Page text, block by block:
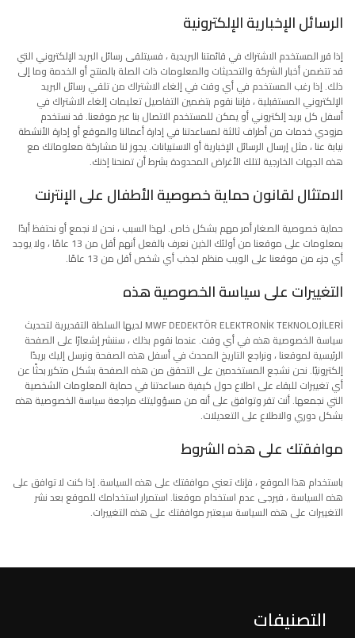
الرسائل الإخبارية الإلكترونية
إذا قرر المستخدم الاشتراك في قائمتنا البريدية ، فسيتلقى رسائل البريد الإلكتروني التي
قد تتضمن أخبار الشركة والتحديثات والمعلومات ذات الصلة بالمنتج أو الخدمة وما إلى
ذلك. إذا رغب المستخدم في أي وقت في إلغاء الاشتراك من تلقي رسائل البريد
الإلكتروني المستقبلية ، فإننا نقوم بتضمين التفاصيل تعليمات إلغاء الاشتراك في
أسفل كل بريد إلكتروني أو يمكن للمستخدم الاتصال بنا عبر موقعنا. قد نستخدم
مزودي خدمات من أطراف ثالثة لمساعدتنا في إدارة أعمالنا والموقع أو إدارة الأنشطة
نيابة عنا ، مثل إرسال الرسائل الإخبارية أو الاستبيانات. يجوز لنا مشاركة معلوماتك مع
هذه الجهات الخارجية لتلك الأغراض المحدودة بشرط أن تمنحنا إذنك.
الامتثال لقانون حماية خصوصية الأطفال على الإنترنت
حماية خصوصية الصغار أمر مهم بشكل خاص. لهذا السبب ، نحن لا نجمع أو نحتفظ أبدًا
بمعلومات على موقعنا من أولئك الذين نعرف بالفعل أنهم أقل من 13 عامًا ، ولا يوجد
أي جزء من موقعنا على الويب منظم لجذب أي شخص أقل من 13 عامًا.
التغييرات على سياسة الخصوصية هذه
MWF DEDEKTÖR ELEKTRONİK TEKNOLOJİLERİ لديها السلطة التقديرية لتحديث
سياسة الخصوصية هذه في أي وقت. عندما نقوم بذلك ، سننشر إشعارًا على الصفحة
الرئيسية لموقعنا ، ونراجع التاريخ المحدث في أسفل هذه الصفحة ونرسل إليك بريدًا
إلكترونيًا. نحن نشجع المستخدمين على التحقق من هذه الصفحة بشكل متكرر بحثًا عن
أي تغييرات للبقاء على اطلاع حول كيفية مساعدتنا في حماية المعلومات الشخصية
التي نجمعها. أنت تقر وتوافق على أنه من مسؤوليتك مراجعة سياسة الخصوصية هذه
بشكل دوري والاطلاع على التعديلات.
موافقتك على هذه الشروط
باستخدام هذا الموقع ، فإنك تعني موافقتك على هذه السياسة. إذا كنت لا توافق على
هذه السياسة ، فيرجى عدم استخدام موقعنا. استمرار استخدامك للموقع بعد نشر
التغييرات على هذه السياسة سيعتبر موافقتك على هذه التغييرات.
التصنيفات